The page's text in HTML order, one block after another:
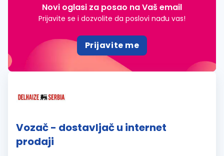
Novi oglasi za posao na Vaš email
Prijavite se i dozvolite da poslovi nađu vas!
Prijavite me
Vozač - dostavljač u internet
prodaji